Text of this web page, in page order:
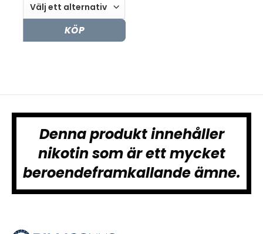
KÖP
Denna produkt innehåller
nikotin som är ett mycket
beroendeframkallande ämne.